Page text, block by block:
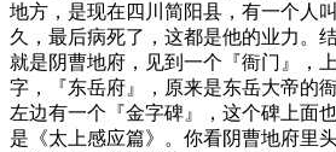
地方，是现在四川简阳县，有一个人
久，最后病死了，这都是他的业力。
就是阴曹地府，见到一个『衙门』，
字，『东岳府』，原来是东岳大帝的
左边有一个『金字碑』，这个碑上面
是《太上感应篇》。你看阴曹地府里